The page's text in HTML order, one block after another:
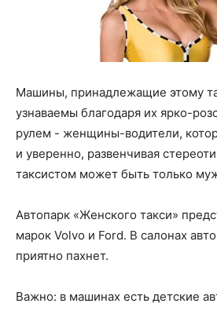
Машины, принадлежащие этому
узнаваемы благодаря их ярко-
рулем - женщины-водители,
и уверенно, развенчивая
таксистом может быть только
Автопарк «Женского такси»
марок Volvo и Ford. В салонах
приятно пахнет.
Важно: в машинах есть детские